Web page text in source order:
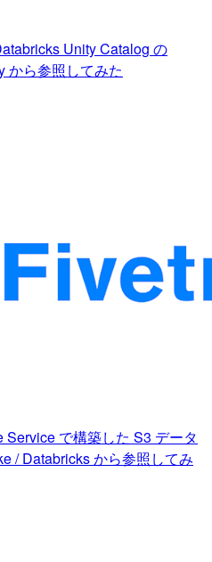
Unity Catalog の
から参照してみた
で構築した S3 データ
/ Databricks から参照してみ